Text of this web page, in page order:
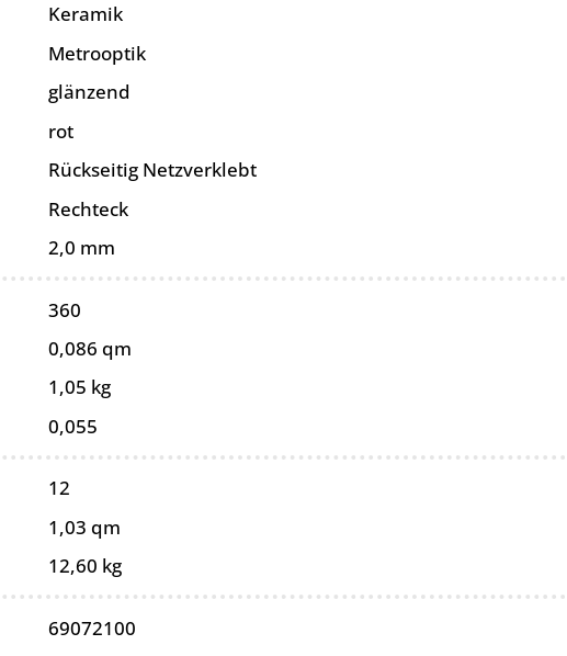
Keramik
Metrooptik
glänzend
rot
Rückseitig Netzverklebt
Rechteck
2,0 mm
360
0,086 qm
1,05 kg
0,055
12
1,03 qm
12,60 kg
69072100